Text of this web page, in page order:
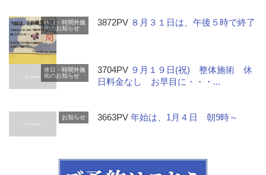
休日・時間外施
術のお知らせ
3872PV ８月３１日は、午後５時で終了
休日・時間外施
術のお知らせ
3704PV ９月１９日(祝) 整体施術 休
日料金なし お早目に・・・...
お知らせ 3663PV年始は、1月４日 朝9時～